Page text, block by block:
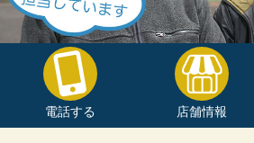
電話する 店舗情報